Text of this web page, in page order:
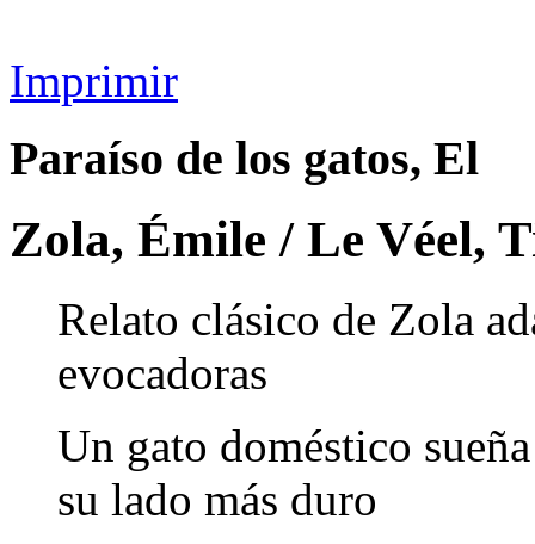
Imprimir
Paraíso de los gatos, El
Zola, Émile / Le Véel,
Relato clásico de Zola
evocadoras
Un gato doméstico
su lado más duro